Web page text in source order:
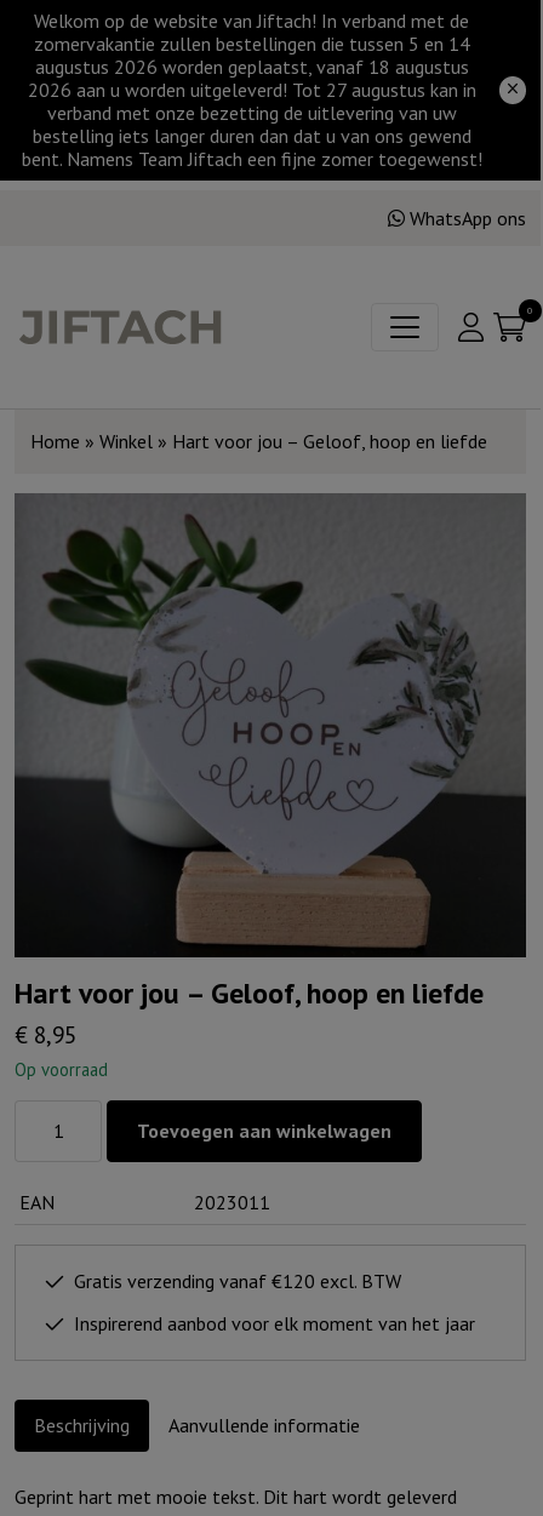
Welkom op de website van Jiftach! In verband met de
zomervakantie zullen bestellingen die tussen 5 en 14
augustus 2026 worden geplaatst, vanaf 18 augustus
2026 aan u worden uitgeleverd! Tot 27 augustus kan in
verband met onze bezetting de uitlevering van uw
bestelling iets langer duren dan dat u van ons gewend
bent. Namens Team Jiftach een fijne zomer toegewenst!
WhatsApp ons
0
Home » Winkel » Hart voor jou – Geloof, hoop en liefde
Hart voor jou – Geloof, hoop en liefde
€ 8,95
Op voorraad
Geloof,
hoop
Toevoegen aan winkelwagen
EAN 2023011
Gratis verzending vanaf €120 excl. BTW
Inspirerend aanbod voor elk moment van het jaar
Beschrijving Aanvullende informatie
Geprint hart met mooie tekst. Dit hart wordt geleverd